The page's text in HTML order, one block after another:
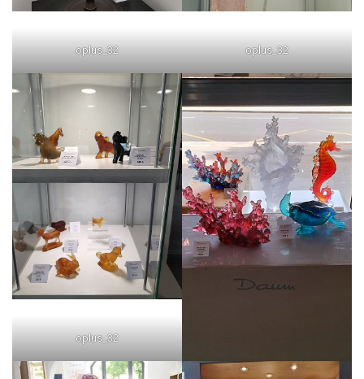
oplus_32 oplus_32
oplus_32